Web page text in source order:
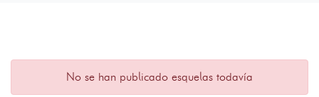
No se han publicado esquelas todavía